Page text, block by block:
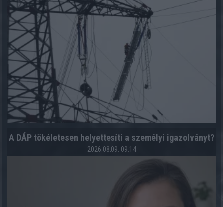
A DÁP tökéletesen helyettesíti a személyi igazolványt?
2026.08.09. 09:14